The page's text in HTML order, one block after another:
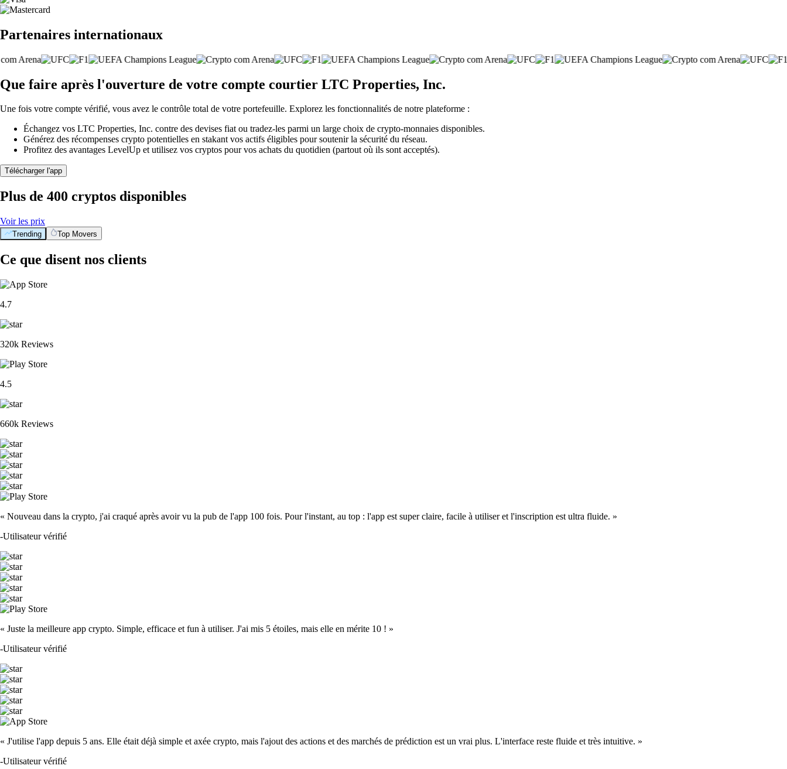
Partenaires internationaux
Que faire après l'ouverture de votre compte courtier LTC Properties, Inc.
Une fois votre compte vérifié, vous avez le contrôle total de votre portefeuille. Explorez les fonctionnalités de notre plateforme :
Échangez vos LTC Properties, Inc. contre des devises fiat ou tradez-les parmi un large choix de crypto-monnaies disponibles.
Générez des récompenses crypto potentielles en stakant vos actifs éligibles pour soutenir la sécurité du réseau.
Profitez des avantages LevelUp et utilisez vos cryptos pour vos achats du quotidien (partout où ils sont acceptés).
Télécharger l'app
Plus de 400 cryptos disponibles
Voir les prix
Trending Top Movers
Ce que disent nos clients
4.7
320k Reviews
4.5
660k Reviews
« Nouveau dans la crypto, j'ai craqué après avoir vu la pub de l'app 100 fois. Pour l'instant, au top : l'app est super claire, facile à utiliser et l'inscription est ultra fluide. »
-Utilisateur vérifié
« Juste la meilleure app crypto. Simple, efficace et fun à utiliser. J'ai mis 5 étoiles, mais elle en mérite 10 ! »
-Utilisateur vérifié
« J'utilise l'app depuis 5 ans. Elle était déjà simple et axée crypto, mais l'ajout des actions et des marchés de prédiction est un vrai plus. L'interface reste fluide et très intuitive. »
-Utilisateur vérifié